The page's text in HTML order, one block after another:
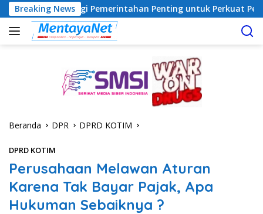
Langsung
ke
konten
Breaking News
Pemerintahan Penting untuk Perkuat Pembangunan Desa
Beranda DPR DPRD KOTIM
DPRD KOTIM
Perusahaan Melawan Aturan
Karena Tak Bayar Pajak, Apa
Hukuman Sebaiknya ?